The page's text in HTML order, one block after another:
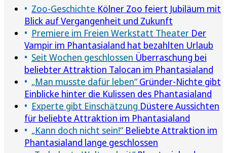
Zoo-Geschichte Kölner Zoo feiert Jubiläum mit
Blick auf Vergangenheit und Zukunft
Premiere im Freien Werkstatt Theater Der
Vampir im Phantasialand hat bezahlten Urlaub
Seit Wochen geschlossen Überraschung bei
beliebter Attraktion Talocan im Phantasialand
„Man musste dafür leben“ Gründer-Nichte gibt
Einblicke hinter die Kulissen des Phantasialand
Experte gibt Einschätzung Düstere Aussichten
für beliebte Attraktion im Phantasialand
„Kann doch nicht sein!“ Beliebte Attraktion im
Phantasialand lange geschlossen